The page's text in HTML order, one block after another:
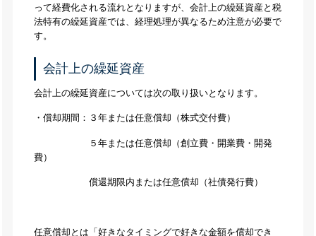
って経費化される流れとなりますが、会計上の繰延資産と税
法特有の繰延資産では、経理処理が異なるため注意が必要で
す。
会計上の繰延資産
会計上の繰延資産については次の取り扱いとなります。
・償却期間：３年または任意償却（株式交付費）
５年または任意償却（創立費・開業費・開発
費）
償還期限内または任意償却（社債発行費）
任意償却とは「好きなタイミングで好きな金額を償却でき